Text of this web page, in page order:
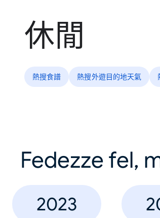
休閒
熱搜食譜 熱搜外遊目的地天氣
Fedezze fel,
2023